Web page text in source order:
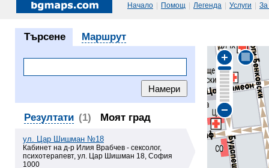
Начало | Помощ | Легенда | Услуги | За
Търсене Маршрут
Резултати (1) Моят град
ул. Цар Шишман №18
Кабинет на д-р Илия Врабчев - сексолог,
психотерапевт, ул. Цар Шишман 18, София
1000